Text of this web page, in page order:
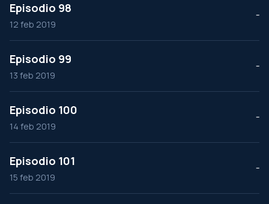
Episodio 98
12 feb 2019
--
Episodio 99
13 feb 2019
--
Episodio 100
14 feb 2019
--
Episodio 101
15 feb 2019
--